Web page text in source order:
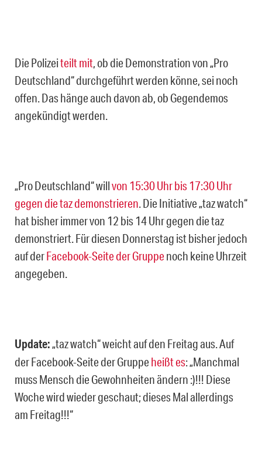
Die Polizeiteilt mit, ob die Demonstration von „Pro
Deutschland“ durchgeführt werden könne, sei noch
offen. Das hänge auch davon ab, ob Gegendemos
angekündigt werden.
„Pro Deutschland“ willvon 15:30 Uhr bis 17:30 Uhr
gegen die taz demonstrieren. Die Initiative „taz watch“
hat bisher immer von 12 bis 14 Uhr gegen die taz
demonstriert. Für diesen Donnerstag ist bisher jedoch
auf derFacebook-Seite der Gruppenoch keine Uhrzeit
angegeben.
Update:„taz watch“ weicht auf den Freitag aus. Auf
der Facebook-Seite der Gruppeheißt es: „Manchmal
muss Mensch die Gewohnheiten ändern :)!!! Diese
Woche wird wieder geschaut; dieses Mal allerdings
am Freitag!!!“